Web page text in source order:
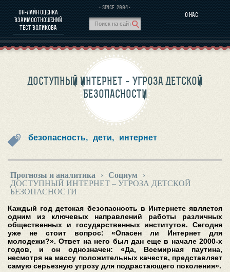
ОН-ЛАЙН ОЦЕНКА
ВЗАИМООТНОШЕНИЙ
ТЕСТ ВОЛИКОВА
· SINCE. 2004 ·
О НАС
О ПРОГРАММЕ
ПРОГНОЗЫ И АНАЛИТИКА
ДОСТУПНЫЙ ИНТЕРНЕТ – УГРОЗА ДЕТСКОЙ
БЕЗОПАСНОСТИ
безопасность, дети, интернет
Прогнозы и аналитика › Социум
›
ДОСТУПНЫЙ ИНТЕРНЕТ – УГРОЗА ДЕТСКОЙ
БЕЗОПАСНОСТИ
Каждый год детская безопасность в Интернете является
одним из ключевых направлений работы различных
общественных и государственных институтов. Сегодня
уже не стоит вопрос: «Опасен ли Интернет для
молодежи?». Ответ на него был дан еще в начале 2000-х
годов, и он однозначен: «Да, Всемирная паутина,
несмотря на массу положительных качеств, представляет
самую серьезную угрозу для подрастающего поколения».